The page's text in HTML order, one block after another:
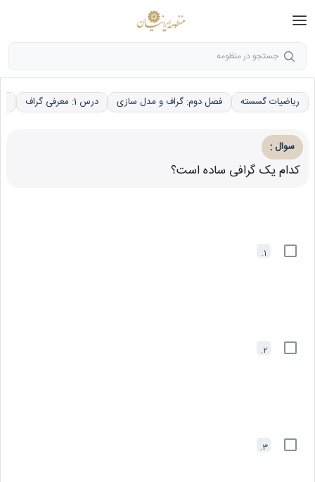
جستجو در منظومه
ریاضیات گسسته فصل دوم: گراف و مدل سازی درس 1: معرفی گراف
سوال :
کدام یک گرافی ساده است؟
1.
2.
3.